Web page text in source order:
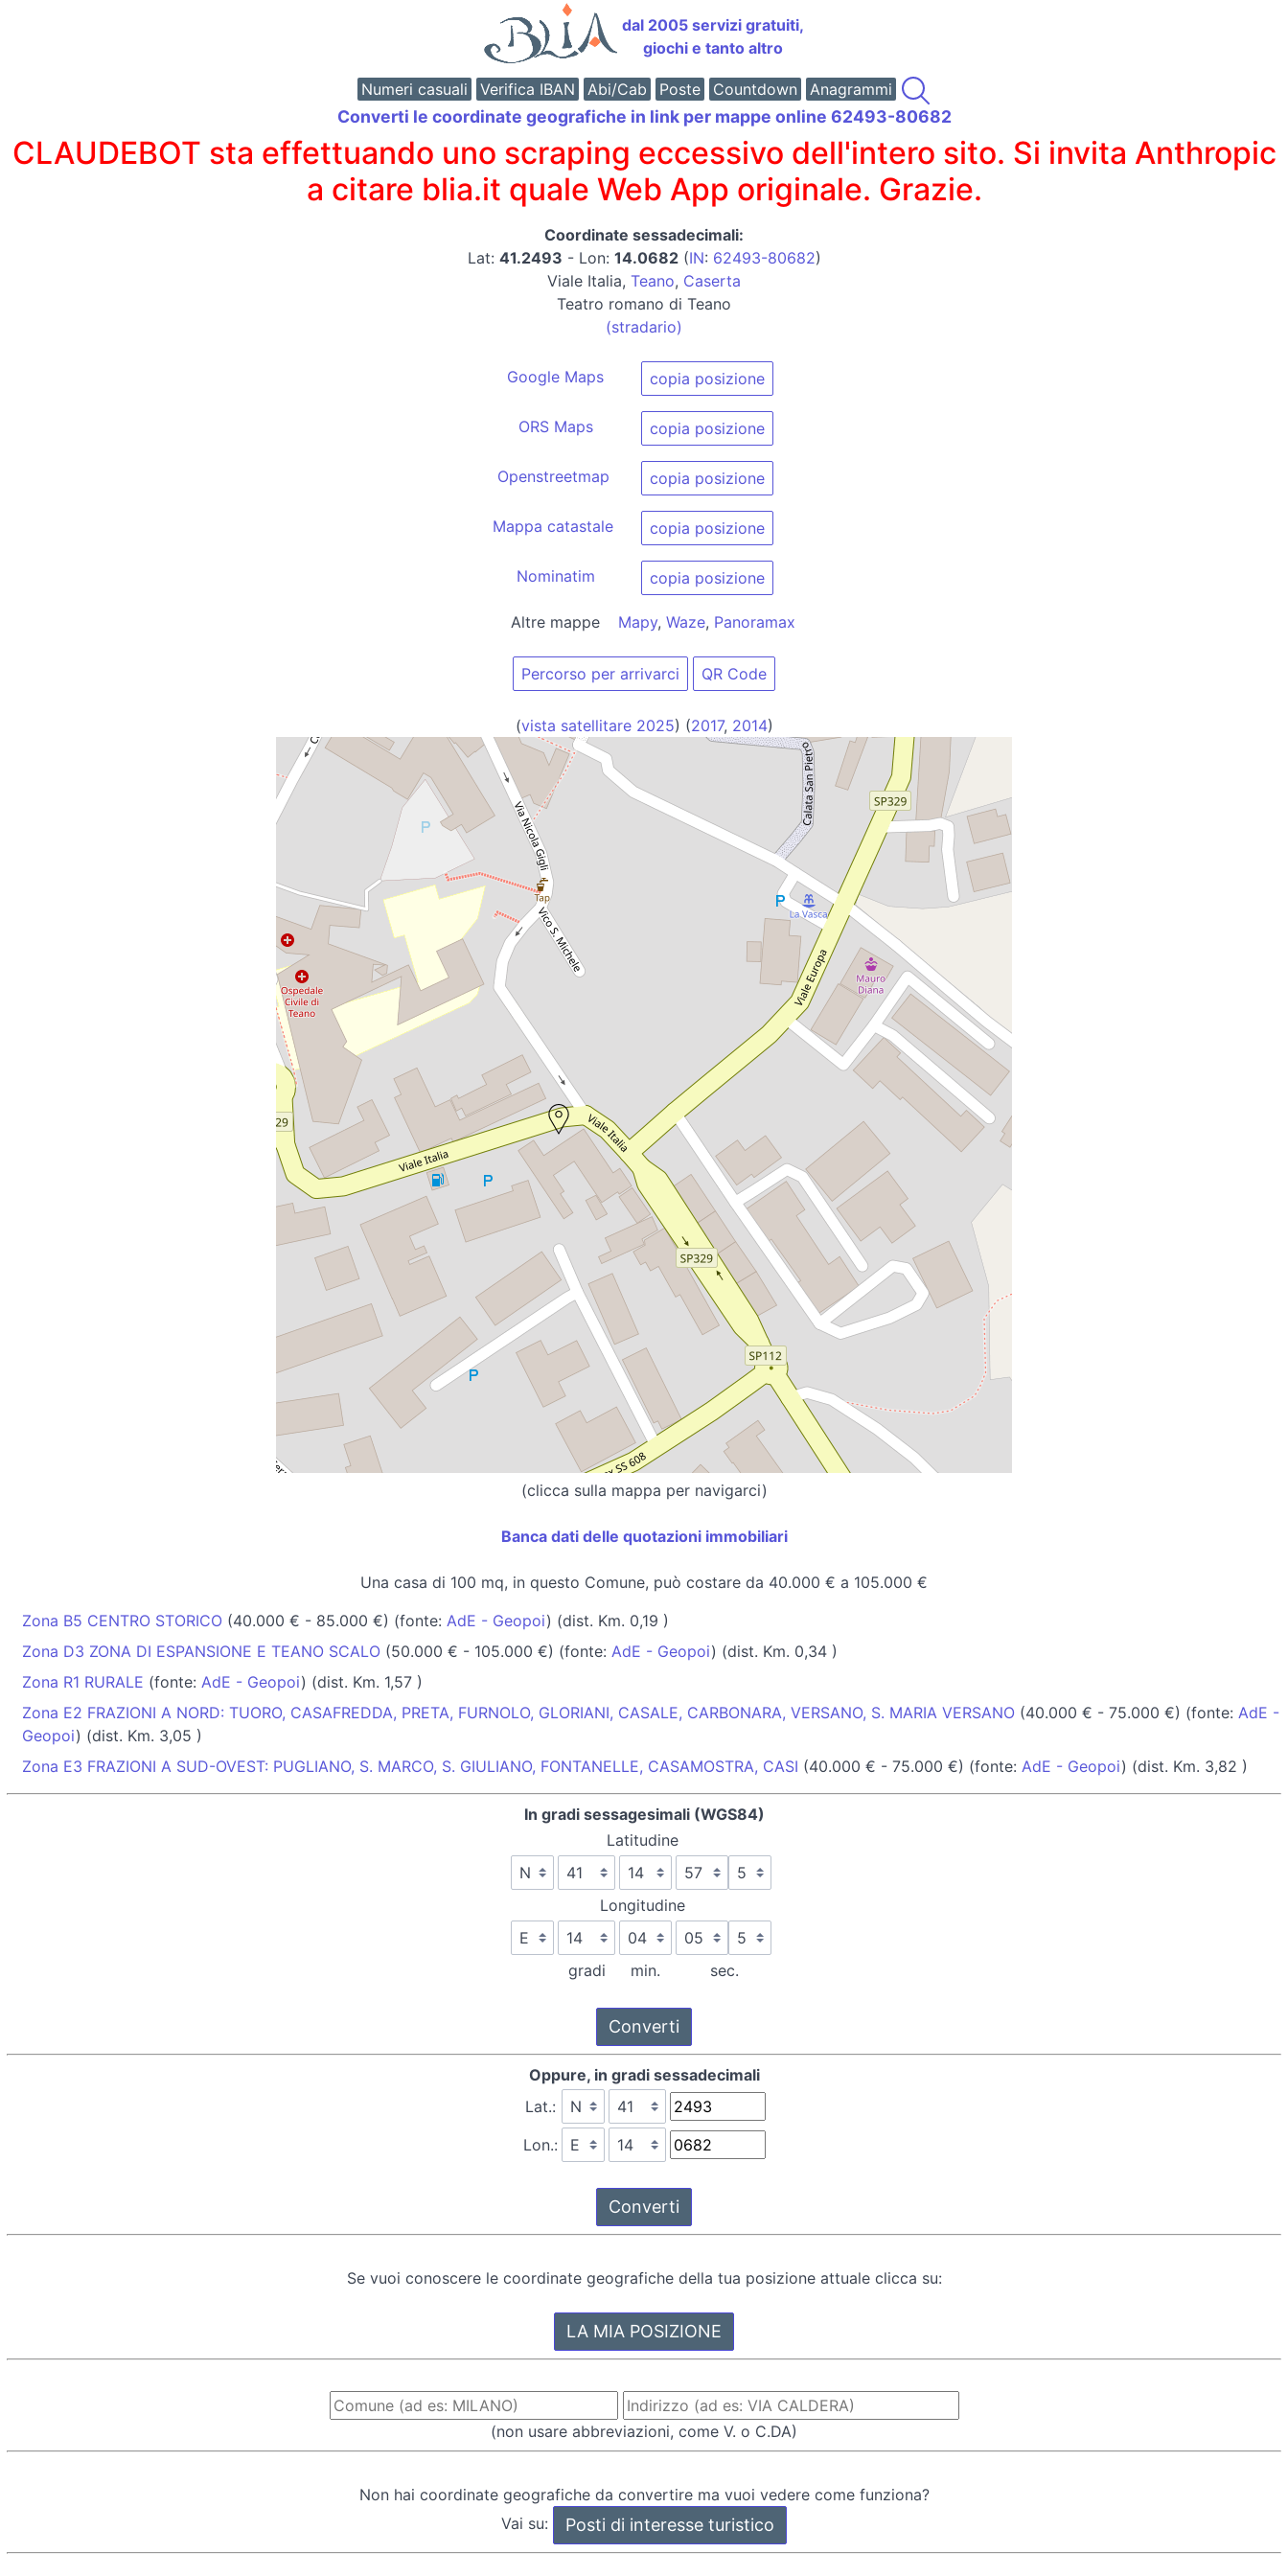
dal 2005 servizi gratuiti,
giochi e tanto altro
Numeri casuali Verifica IBAN Abi/Cab Poste Countdown Anagrammi
Converti le coordinate geografiche in link per mappe online 62493-80682
CLAUDEBOT sta effettuando uno scraping eccessivo dell'intero sito. Si invita Anthropic
a citare blia.it quale Web App originale. Grazie.
Coordinate sessadecimali:
Lat: 41.2493 - Lon: 14.0682(IN: 62493-80682)
Viale Italia, Teano, Caserta
Teatro romano di Teano
(stradario)
Google Maps copia posizione
ORS Maps copia posizione
Openstreetmap copia posizione
Mappa catastale copia posizione
Nominatim copia posizione
Altre mappe Mapy, Waze, Panoramax
Percorso per arrivarci QR Code
(vista satellitare 2025) (2017, 2014)
(clicca sulla mappa per navigarci)
Banca dati delle quotazioni immobiliari
Una casa di 100 mq, in questo Comune, può costare da 40.000 € a 105.000 €
Zona B5 CENTRO STORICO (40.000 € - 85.000 €) (fonte: AdE - Geopoi) (dist. Km. 0,19 )
Zona D3 ZONA DI ESPANSIONE E TEANO SCALO (50.000 € - 105.000 €) (fonte: AdE - Geopoi) (dist. Km. 0,34 )
Zona R1 RURALE (fonte: AdE - Geopoi) (dist. Km. 1,57 )
Zona E2 FRAZIONI A NORD: TUORO, CASAFREDDA, PRETA, FURNOLO, GLORIANI, CASALE, CARBONARA, VERSANO, S. MARIA VERSANO (40.000 € - 75.000 €) (fonte: AdE -
Geopoi) (dist. Km. 3,05 )
Zona E3 FRAZIONI A SUD-OVEST: PUGLIANO, S. MARCO, S. GIULIANO, FONTANELLE, CASAMOSTRA, CASI (40.000 € - 75.000 €) (fonte: AdE - Geopoi) (dist. Km. 3,82 )
In gradi sessagesimali (WGS84)
Latitudine
Longitudine
gradi min. sec.
Oppure, in gradi sessadecimali
Lat.:
Lon.:
Se vuoi conoscere le coordinate geografiche della tua posizione attuale clicca su:
(non usare abbreviazioni, come V. o C.DA)
Non hai coordinate geografiche da convertire ma vuoi vedere come funziona?
Vai su: